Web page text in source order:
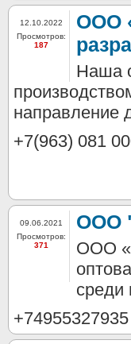
12.10.2022
Просмотров:
187
ООО
Наша
направление
+7(963) 081
09.06.2021
Просмотров:
371
ООО
ООО
среди